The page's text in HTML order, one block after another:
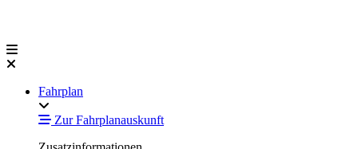
Fahrplan
Zur Fahrplanauskunft